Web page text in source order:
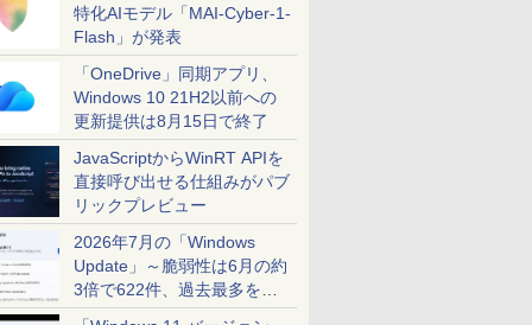
特化AIモデル「MAI-Cyber-1-
Flash」が発表
「OneDrive」同期アプリ、
Windows 10 21H2以前への
更新提供は8月15日で終了
JavaScriptからWinRT APIを
直接呼び出せる仕組みがパブ
リックプレビュー
2026年7月の「Windows
Update」～脆弱性は6月の約
3倍で622件、過去最多を大
幅に更新